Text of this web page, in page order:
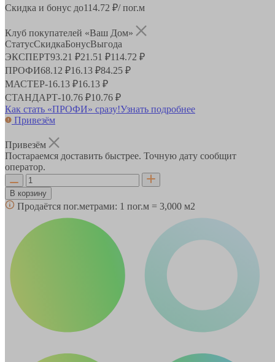
Скидка и бонус до114.72 ₽/ пог.м
Клуб покупателей «Ваш Дом»
СтатусСкидкаБонусВыгода
ЭКСПЕРТ93.21 ₽21.51 ₽114.72 ₽
ПРОФИ68.12 ₽16.13 ₽84.25 ₽
МАСТЕР-16.13 ₽16.13 ₽
СТАНДАРТ-10.76 ₽10.76 ₽
Как стать «ПРОФИ» сразу!Узнать подробнее
Привезём
Привезём
Постараемся доставить быстрее. Точную дату сообщит
оператор.
В корзину
Продаётся пог.метрами: 1 пог.м = 3,000 м2